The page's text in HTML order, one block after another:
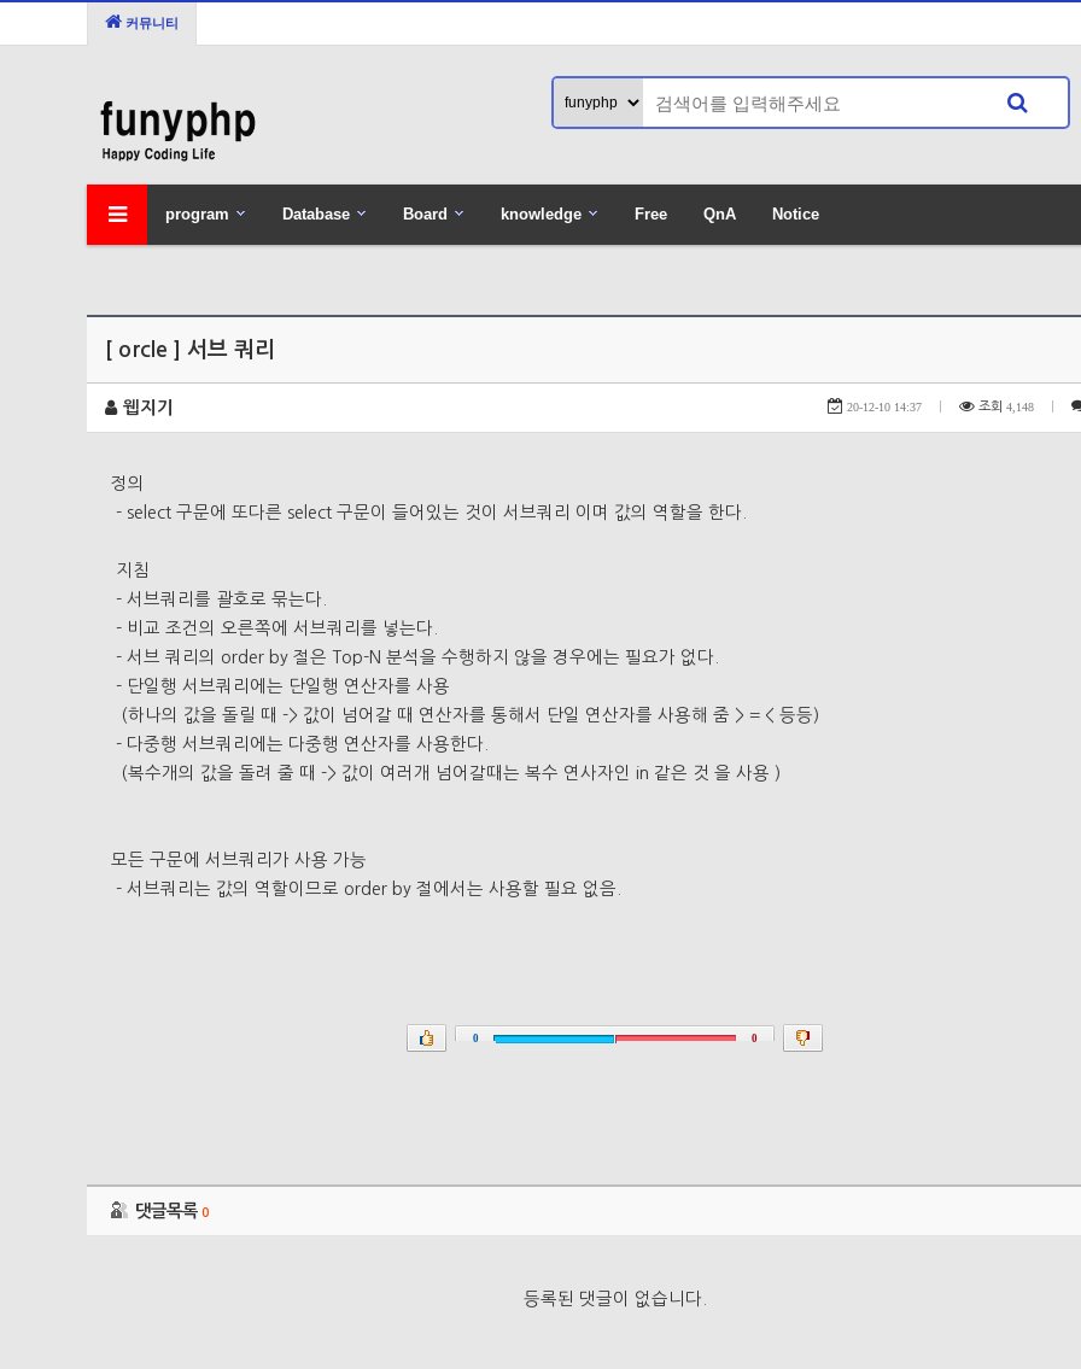
커뮤니티
program Database Board knowledge Free QnA Notice
[ orcle ] 서브 쿼리
웹지기 20-12-10 14:37 조회 4,148
정의
- select 구문에 또다른 select 구문이 들어있는 것이 서브쿼리 이며 값의 역할을 한다.
지침
- 서브쿼리를 괄호로 묶는다.
- 비교 조건의 오른쪽에 서브쿼리를 넣는다.
- 서브 쿼리의 order by 절은 Top-N 분석을 수행하지 않을 경우에는 필요가 없다.
- 단일행 서브쿼리에는 단일행 연산자를 사용
(하나의 값을 돌릴 때 -> 값이 넘어갈 때 연산자를 통해서 단일 연산자를 사용해 줌 > = < 등등)
- 다중행 서브쿼리에는 다중행 연산자를 사용한다.
(복수개의 값을 돌려 줄 때 -> 값이 여러개 넘어갈때는 복수 연사자인 in 같은 것 을 사용 )
모든 구문에 서브쿼리가 사용 가능
- 서브쿼리는 값의 역할이므로 order by 절에서는 사용할 필요 없음.
0 0
댓글목록 0
등록된 댓글이 없습니다.